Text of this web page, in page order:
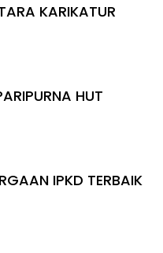
KARIKATUR
HUT
IPKD TERBAIK